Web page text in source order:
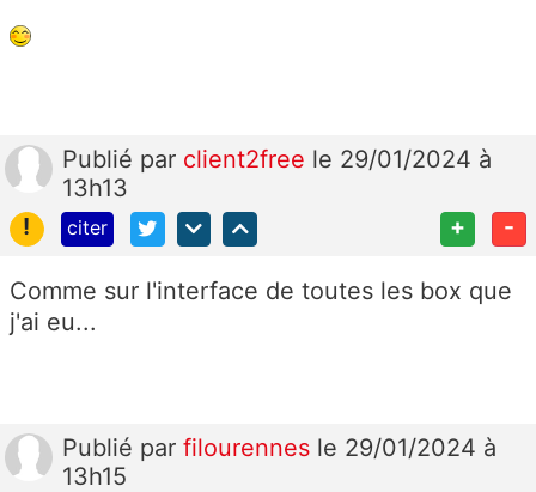
Publié par client2free le 29/01/2024 à
13h13
!
citer + -
Comme sur l'interface de toutes les box que
j'ai eu...
Publié par filourennes le 29/01/2024 à
13h15